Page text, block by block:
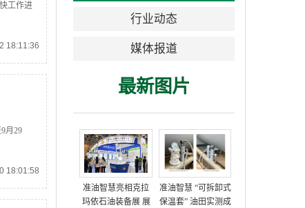
工作进
18:11:36
月29
18:01:58
行业动态
媒体报道
最新图片
准油智慧亮相克拉
玛依石油装备展 展
准油智慧 “可拆卸式
保温套” 油田实测成